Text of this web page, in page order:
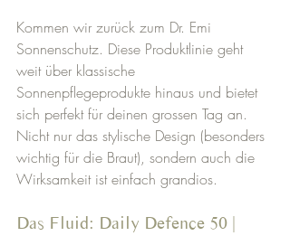
Kommen wir zurück zum Dr. Emi
Sonnenschutz. Diese Produktlinie geht
weit über klassische
Sonnenpflegeprodukte hinaus und bietet
sich perfekt für deinen grossen Tag an.
Nicht nur das stylische Design (besonders
wichtig für die Braut), sondern auch die
Wirksamkeit ist einfach grandios.
Das Fluid: Daily Defence 50 |